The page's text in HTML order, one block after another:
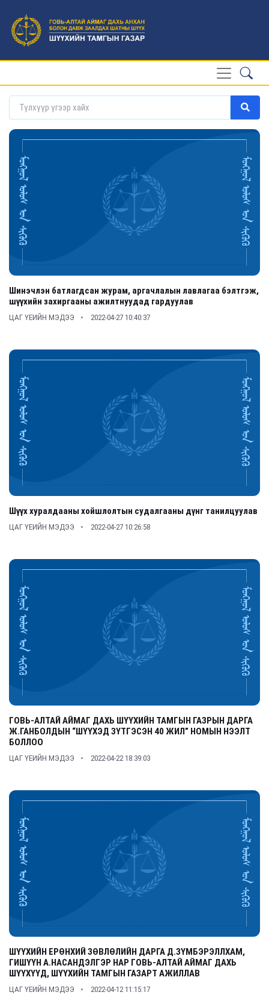
Шинэчлэн батлагдсан журам, аргачлалын лавлагаа бэлтгэж,
шүүхийн захиргааны ажилтнуудад гардуулав
ЦАГ ҮЕИЙН МЭДЭЭ 2022-04-27 10:40:37
Шүүх хуралдааны хойшлолтын судалгааны дүнг танилцуулав
ЦАГ ҮЕИЙН МЭДЭЭ 2022-04-27 10:26:58
ГОВЬ-АЛТАЙ АЙМАГ ДАХЬ ШҮҮХИЙН ТАМГЫН ГАЗРЫН ДАРГА
Ж.ГАНБОЛДЫН “ШҮҮХЭД ЗҮТГЭСЭН 40 ЖИЛ” НОМЫН НЭЭЛТ
БОЛЛОО
ЦАГ ҮЕИЙН МЭДЭЭ 2022-04-22 18:39:03
ШҮҮХИЙН ЕРӨНХИЙ ЗӨВЛӨЛИЙН ДАРГА Д.ЗҮМБЭРЭЛЛХАМ,
ГИШҮҮН А.НАСАНДЭЛГЭР НАР ГОВЬ-АЛТАЙ АЙМАГ ДАХЬ
ШҮҮХҮҮД, ШҮҮХИЙН ТАМГЫН ГАЗАРТ АЖИЛЛАВ
ЦАГ ҮЕИЙН МЭДЭЭ 2022-04-12 11:15:17